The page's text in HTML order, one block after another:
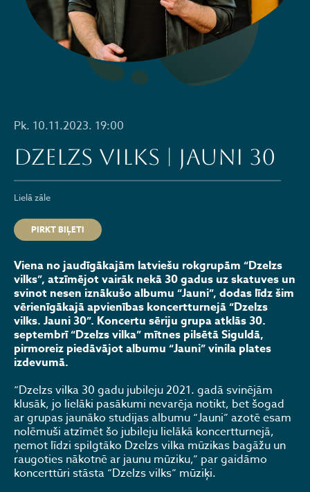
Pk. 10.11.2023. 19:00
DZELZS VILKS | JAUNI 30
Lielā zāle
PIRKT BIĻETI
Viena no jaudīgākajām latviešu rokgrupām “Dzelzs
vilks”, atzīmējot vairāk nekā 30 gadus uz skatuves un
svinot nesen iznākušo albumu “Jauni”, dodas līdz šim
vērienīgākajā apvienības koncertturnejā “Dzelzs
vilks. Jauni 30”. Koncertu sēriju grupa atklās 30.
septembrī “Dzelzs vilka” mītnes pilsētā Siguldā,
pirmoreiz piedāvājot albumu “Jauni” vinila plates
izdevumā.
“Dzelzs vilka 30 gadu jubileju 2021. gadā svinējām
klusāk, jo lielāki pasākumi nevarēja notikt, bet šogad
ar grupas jaunāko studijas albumu “Jauni” azotē esam
nolēmuši atzīmēt šo jubileju lielākā koncertturnejā,
ņemot līdzi spilgtāko Dzelzs vilka mūzikas bagāžu un
raugoties nākotnē ar jaunu mūziku,” par gaidāmo
koncerttūri stāsta “Dzelzs vilks” mūziķi.